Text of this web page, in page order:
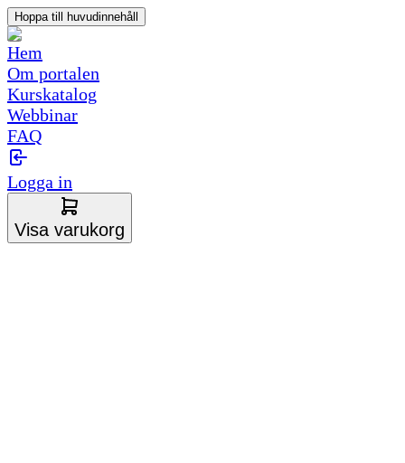
Hoppa till huvudinnehåll
Hem
Om portalen
Kurskatalog
Webbinar
FAQ
Logga in
Visa varukorg